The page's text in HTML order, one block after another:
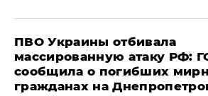
ПВО Украины отбивала
массированную атаку РФ:
сообщила о погибших
гражданах на